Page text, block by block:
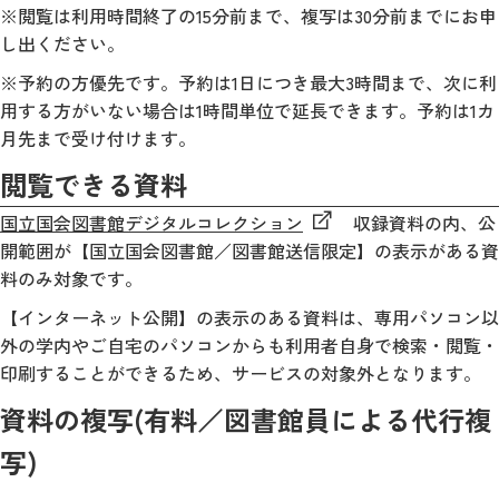
※閲覧は利用時間終了の15分前まで、複写は30分前までにお申
し出ください。
※予約の方優先です。予約は1日につき最大3時間まで、次に利
用する方がいない場合は1時間単位で延長できます。予約は1カ
月先まで受け付けます。
閲覧できる資料
国立国会図書館デジタルコレクション
収録資料の内、公
開範囲が【国立国会図書館／図書館送信限定】の表示がある資
料のみ対象です。
【インターネット公開】の表示のある資料は、専用パソコン以
外の学内やご自宅のパソコンからも利用者自身で検索・閲覧・
印刷することができるため、サービスの対象外となります。
資料の複写(有料／図書館員による代行複
写)